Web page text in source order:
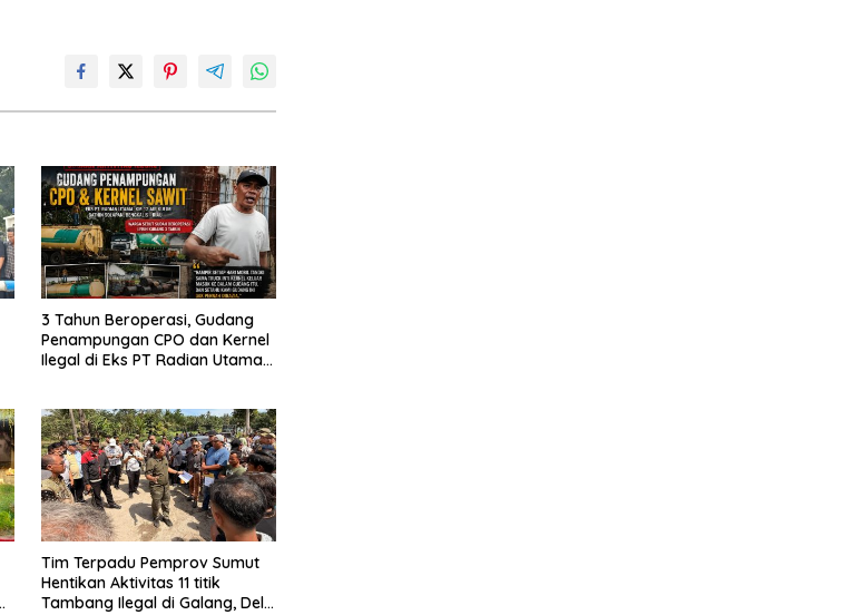
3 Tahun Beroperasi, Gudang
Penampungan CPO dan Kernel
Ilegal di Eks PT Radian Utama
Tim Terpadu Pemprov Sumut
Hentikan Aktivitas 11 titik
Tambang Ilegal di Galang, Deli